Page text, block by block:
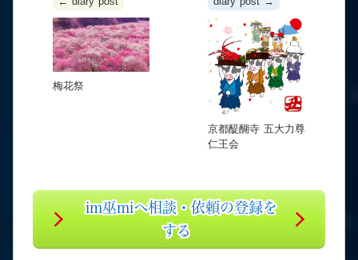
梅花祭
京都醍醐寺 五大力尊
仁王会
im巫miへ相談・依頼の登録を
する